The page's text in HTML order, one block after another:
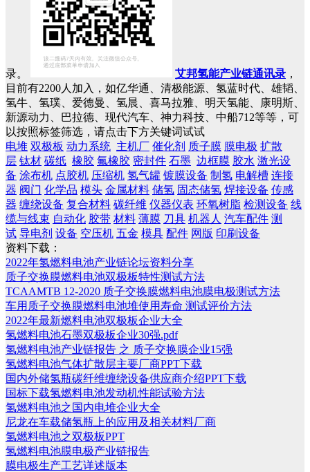
录。 艾邦氢能产业链通讯录 ，
目前有2200人加入，如亿华通、清极能源、氢蓝时代、雄韬、
氢牛、氢璞、爱德曼、氢晨、喜马拉雅、明天氢能、康明斯、
新源动力、巴拉德、现代汽车、神力科技、中船712等等，可
以按照标签筛选，请点击下方关键词试试
电堆 双极板 动力系统 主机厂 催化剂 质子膜 膜电极 扩散
层 钛材 碳纸 橡胶 氟橡胶 密封件 石墨 边框膜 胶水 激光设
备 涂布机 点胶机 压缩机 氢气罐 镀膜设备 制氢 电解槽 连接
器 阀门 化学品 模头 金属材料 储氢 固态储氢 焊接设备 传感
器 缠绕设备 复合材料 碳纤维 仪器仪表 环氧树脂 检测设备 线
缆与线束 自动化 胶带 材料 薄膜 刀具 机器人 汽车配件 测
试 导电剂 设备 空压机 五金 模具 配件 网版 印刷设备
资料下载：
2022年氢燃料电池产业链论坛资料分享
质子交换膜燃料电池双极板特性测试方法
TCAAMTB 12-2020 质子交换膜燃料电池膜电极测试方法
车用质子交换膜燃料电池堆使用寿命 测试评价方法
2022年最新燃料电池双极板企业大全
氢燃料电池石墨双极板企业30强.pdf
氢燃料电池产业链报告 之 质子交换膜企业15强
氢燃料电池气体扩散层主要厂商PPT下载
国内外储氢瓶碳纤维缠绕设备供应商介绍PPT下载
国标下载氢燃料电池发动机性能试验方法
氢燃料电池之国内电堆企业大全
尼龙在车载储氢瓶上的应用及相关材料厂商
氢燃料电池之双极板PPT
氢燃料电池膜电极产业链报告
膜电极生产工艺详述版本